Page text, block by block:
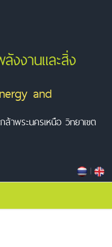
งานและสิ่ง
and
ล้าพระนครเหนือ วิทยาเขต
|